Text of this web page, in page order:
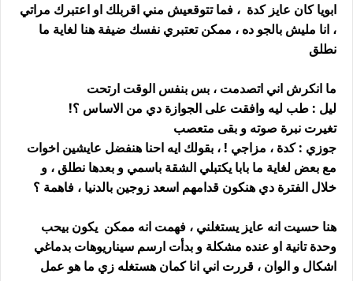
ابويا كان عايز كدة ، فما تتوقعيش مني اقربلك او اعتبرك مراتي
، انا مليش بالجو ده ، ممكن تعتبري نفسك ضيفة هنا لغاية ما
نطلق
ما انكرش اني اتصدمت ، بس بنفس الوقت ارتحت
ليل : طب ليه وافقت على الجوازة دي من الاساس ؟!
تغيرت نبرة صوته و بقى متعصب
جوزي : كدة ، مزاجي ! ، بقولك ايه احنا هنفضل عايشين اخوات
مع بعض لغاية ما بابا يكتبلي الشقة باسمي و بعدها نطلق ، و
خلال الفترة دي هنكون قدامهم اسعد زوجين بالدنيا ، فاهمة ؟
هنا حسيت انه عايز يستغلني ، فهمت انه ممكن يكون بيحب
وحدة تانية او عنده مشكلة و بدأت ارسم سيناريوهات بدماغي
اشكال و الوان ، قررت اني انا كمان هستغله زي ما هو عمل